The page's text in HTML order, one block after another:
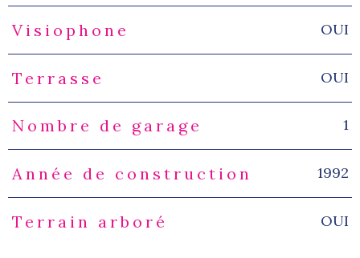
Visiophone OUI
Terrasse OUI
Nombre de garage 1
Année de construction 1992
Terrain arboré OUI